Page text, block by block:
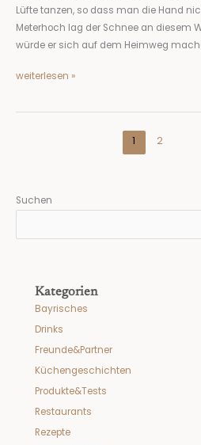
Lüfte tanzen, so dass man die Hand
Meterhoch lag der Schnee an diesem
würde er sich auf dem Heimweg
weiterlesen »
1 2
Suchen
Kategorien
Bayrisches
Drinks
Freunde&Partner
Küchengeschichten
Produkte&Tests
Restaurants
Rezepte